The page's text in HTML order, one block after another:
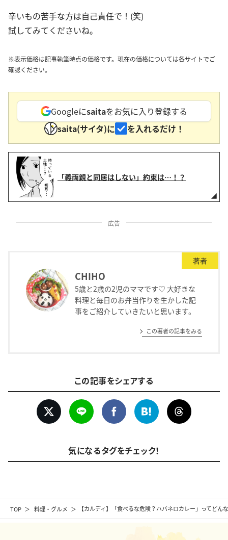
TOP 料理・グルメ 【カルディ】「食べるな危険？ハバネロカレー」ってど
辛いもの苦手な方は自己責任で！(笑)
試してみてくださいね。
※表示価格は記事執筆時点の価格です。現在の価格については各サイトでご
確認ください。
Googleにsaitaをお気に入り登録する
saita(サイタ)に
を入れるだけ！
「義両親と同居はしない」約束は…！？
広告
著者
CHIHO
5歳と2歳の2児のママです♡ 大好きな
料理と毎日のお弁当作りを生かした記
事をご紹介していきたいと思います。
この著者の記事をみる
この記事をシェアする
気になるタグをチェック！